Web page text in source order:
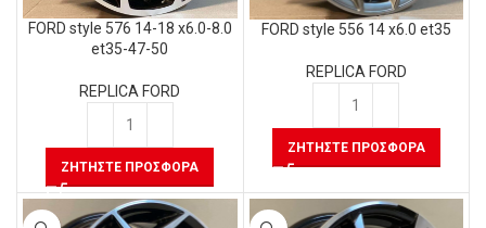
FORD style 576 14-18 x6.0-8.0
et35-47-50
REPLICA FORD
ΖΗΤΉΣΤΕ ΠΡΟΣΦΟΡΆ
FORD style 556 14 x6.0 et35
REPLICA FORD
ΖΗΤΉΣΤΕ ΠΡΟΣΦΟΡΆ